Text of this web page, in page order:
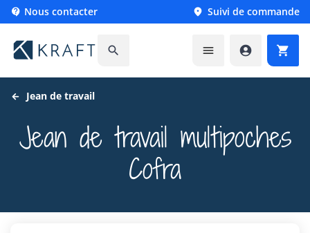
 Nous contacter  Suivi de commande
   
Jean de travail
Jean de travail multipoches
Cofra